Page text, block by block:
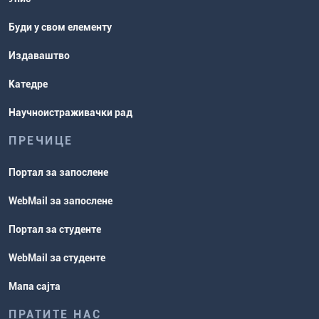
Буди у свом елементу
Издаваштво
Катедре
Научноистраживачки рад
ПРЕЧИЦЕ
Портал за запослене
WebMail за запослене
Портал за студенте
WebMail за студенте
Мапа сајта
ПРАТИТЕ НАС